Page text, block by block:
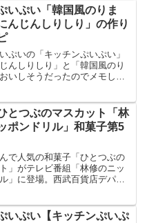
いぷい「韓国風のりま
んじんしりしり」の作り
ぷいの「キッチンぷいぷい」
んしりしり」と「韓国風のり
いしそうだったのでメモしま
とつぶのマスカット「林
ポンドリル」和菓子第5
で人気の和菓子「ひとつぶの
」がテレビ番組「林修のニッ
」に登場。西武百貨店デパ地
いぷい【キッチンぷいぷ